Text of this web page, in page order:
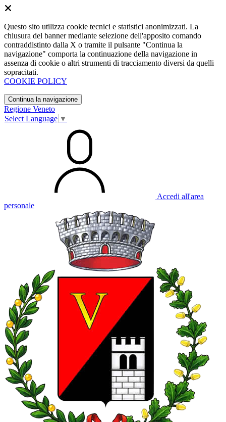
Questo sito utilizza cookie tecnici e statistici anonimizzati. La
chiusura del banner mediante selezione dell'apposito comando
contraddistinto dalla X o tramite il pulsante "Continua la
navigazione" comporta la continuazione della navigazione in
assenza di cookie o altri strumenti di tracciamento diversi da quelli
sopracitati.
COOKIE POLICY
Continua la navigazione
Regione Veneto
Select Language ▼
Accedi all'area
personale